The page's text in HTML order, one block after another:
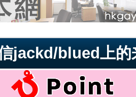
jackd/blued上的